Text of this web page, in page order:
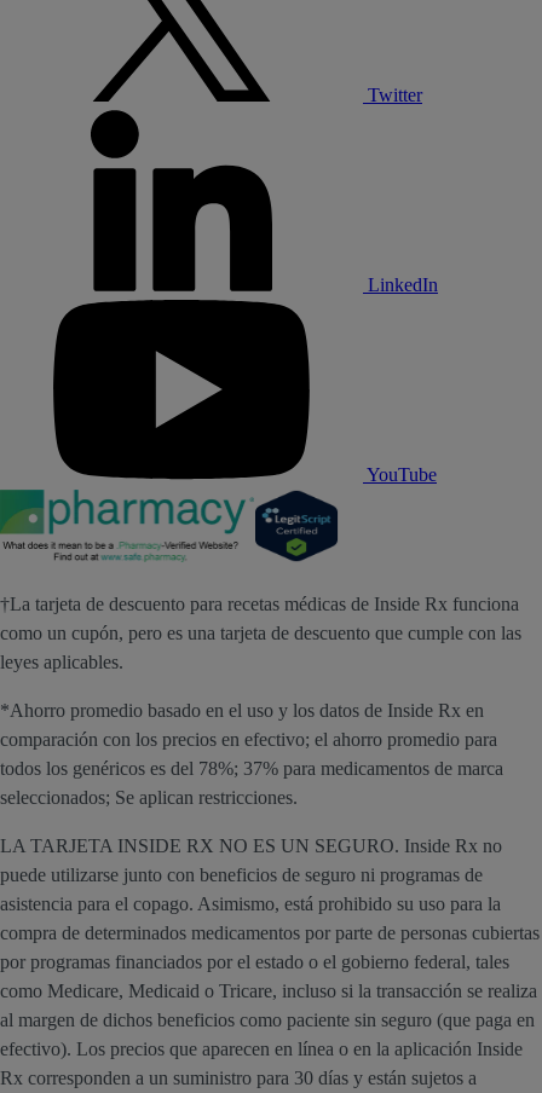
Twitter
LinkedIn
YouTube
†La tarjeta de descuento para recetas médicas de Inside Rx funciona
como un cupón, pero es una tarjeta de descuento que cumple con las
leyes aplicables.
*Ahorro promedio basado en el uso y los datos de Inside Rx en
comparación con los precios en efectivo; el ahorro promedio para
todos los genéricos es del 78%; 37% para medicamentos de marca
seleccionados; Se aplican restricciones.
LA TARJETA INSIDE RX NO ES UN SEGURO. Inside Rx no
puede utilizarse junto con beneficios de seguro ni programas de
asistencia para el copago. Asimismo, está prohibido su uso para la
compra de determinados medicamentos por parte de personas cubiertas
por programas financiados por el estado o el gobierno federal, tales
como Medicare, Medicaid o Tricare, incluso si la transacción se realiza
al margen de dichos beneficios como paciente sin seguro (que paga en
efectivo). Los precios que aparecen en línea o en la aplicación Inside
Rx corresponden a un suministro para 30 días y están sujetos a